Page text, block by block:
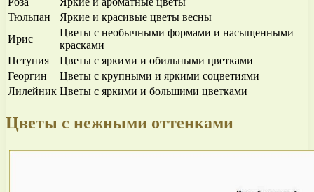
Тюльпан
Яркие и красивые цветы весны
Ирис
Цветы с необычными формами и насыщенными
красками
Петуния
Цветы с яркими и обильными цветками
Георгин
Цветы с крупными и яркими соцветиями
Лилейник Цветы с яркими и большими цветками
Цветы с нежными оттенками